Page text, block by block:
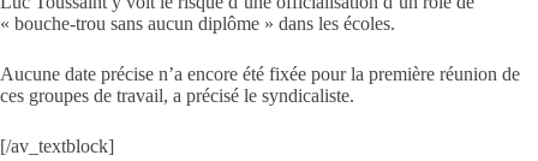
« bouche-trou sans aucun diplôme » dans les écoles.
Aucune date précise n’a encore été fixée pour la première réunion de
ces groupes de travail, a précisé le syndicaliste.
[/av_textblock]